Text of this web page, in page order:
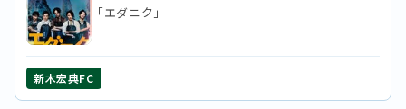
「エダニク」
新木宏典FC